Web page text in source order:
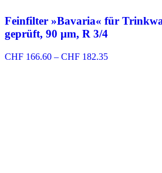
Feinfilter »Bavaria« für
geprüft, 90 µm, R 3/4
CHF 166.60 – CHF 182.35Preisspanne: